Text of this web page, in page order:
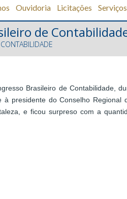
Ouvidoria Licitações
de
Brasileiro de Contabilidade,
presidente do Conselho Regional
e ficou surpreso com a